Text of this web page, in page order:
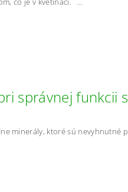
správnej funkcii
minerály, ktoré sú nevyhnutné